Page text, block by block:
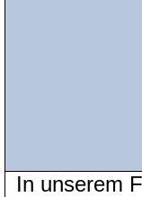
In unserem